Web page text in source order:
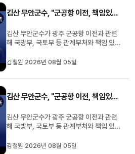
과 예술의전당은 오는 15일까지 다채로운
김산 무안군수, "군공항 이전, 책임있는 자세로 협의하겠다"
김산 무안군수가 광주 군공항 이전과 관련
해 국방부, 국토부 등 관계부처와 책임 있
혔습니다김 군수는 오늘(5) 낸 입장문에서
위한 논의가 진전됨 점을 긍정적으로 평가
고 앞으로 관계부처와 긴밀히...
김철원 2026년 08월 05일
김산 무안군수, "군공항 이전, 책임있는 자세로 협의하겠다"
김산 무안군수가 광주 군공항 이전과 관련
해 국방부, 국토부 등 관계부처와 책임 있
혔습니다김 군수는 오늘(5) 낸 입장문에서
김철원 2026년 08월 05일